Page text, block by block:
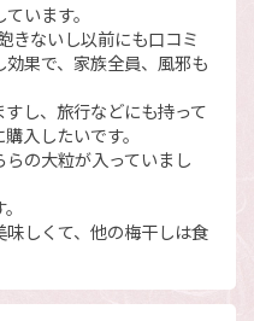
います。
きないし以前にも口コミ
果で、家族全員、風邪も
し、旅行などにも持って
入したいです。
の大粒が入っていまし
しくて、他の梅干しは食